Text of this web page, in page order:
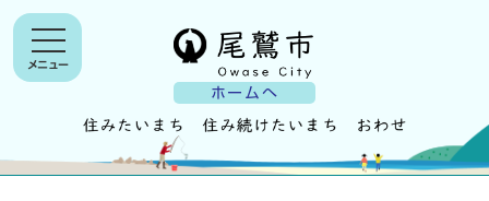
ホームへ
メニュー